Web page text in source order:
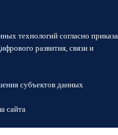
технологий согласно приказа
развития, связи и
субъектов данных
сайта